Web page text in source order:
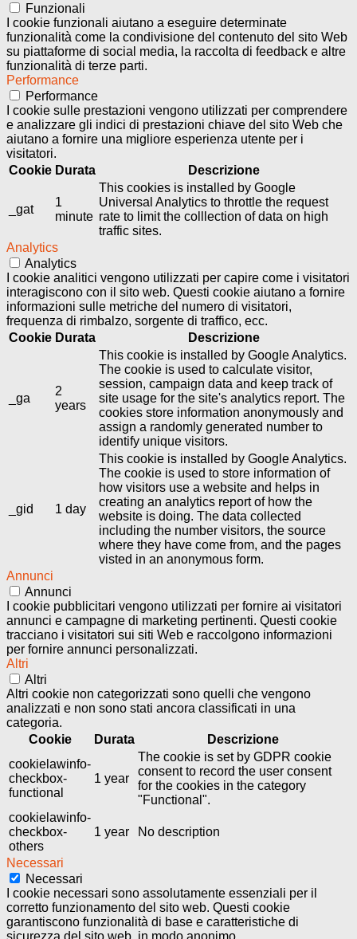
Funzionali
I cookie funzionali aiutano a eseguire determinate
funzionalità come la condivisione del contenuto del sito Web
su piattaforme di social media, la raccolta di feedback e altre
funzionalità di terze parti.
Performance
Performance
I cookie sulle prestazioni vengono utilizzati per comprendere
e analizzare gli indici di prestazioni chiave del sito Web che
aiutano a fornire una migliore esperienza utente per i
visitatori.
Cookie Durata Descrizione
_gat
1
minute
This cookies is installed by Google
Universal Analytics to throttle the request
rate to limit the colllection of data on high
traffic sites.
Analytics
Analytics
I cookie analitici vengono utilizzati per capire come i visitatori
interagiscono con il sito web. Questi cookie aiutano a fornire
informazioni sulle metriche del numero di visitatori,
frequenza di rimbalzo, sorgente di traffico, ecc.
Cookie Durata Descrizione
_ga
2
years
This cookie is installed by Google Analytics.
The cookie is used to calculate visitor,
session, campaign data and keep track of
site usage for the site's analytics report. The
cookies store information anonymously and
assign a randomly generated number to
identify unique visitors.
_gid 1 day
This cookie is installed by Google Analytics.
The cookie is used to store information of
how visitors use a website and helps in
creating an analytics report of how the
website is doing. The data collected
including the number visitors, the source
where they have come from, and the pages
visted in an anonymous form.
Annunci
Annunci
I cookie pubblicitari vengono utilizzati per fornire ai visitatori
annunci e campagne di marketing pertinenti. Questi cookie
tracciano i visitatori sui siti Web e raccolgono informazioni
per fornire annunci personalizzati.
Altri
Altri
Altri cookie non categorizzati sono quelli che vengono
analizzati e non sono stati ancora classificati in una
categoria.
Cookie
Durata
Descrizione
cookielawinfo-
checkbox-
functional
1 year
The cookie is set by GDPR cookie
consent to record the user consent
for the cookies in the category
"Functional".
cookielawinfo-
checkbox-
others
1 year No description
Necessari
Necessari
I cookie necessari sono assolutamente essenziali per il
corretto funzionamento del sito web. Questi cookie
garantiscono funzionalità di base e caratteristiche di
sicurezza del sito web, in modo anonimo.